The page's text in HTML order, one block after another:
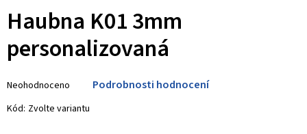
Haubna K01 3mm
personalizovaná
hodnocení
produktu
Neohodnoceno Podrobnosti hodnocení
Kód: Zvolte variantu